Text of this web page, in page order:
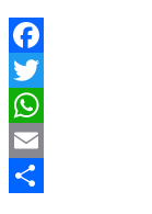
Facebook
Twitter
WhatsApp
Email